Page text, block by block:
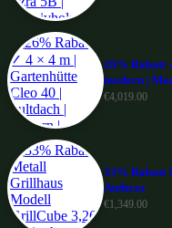
26% Rabatt
modern |
€4,019.00
33% Rabatt
Anthraz
€1,349.00